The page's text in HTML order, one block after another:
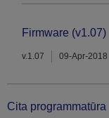
Firmware (v1.07)
v.1.07 09-Apr-2018
Cita programmatūra